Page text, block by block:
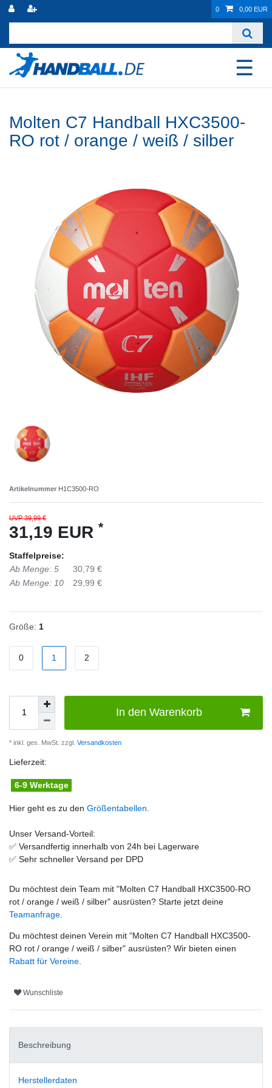
0 0,00 EUR
☰
Molten C7 Handball HXC3500-
RO rot / orange / weiß / silber
Artikelnummer H1C3500-RO
UVP 39,99 €
31,19 EUR *
Staffelpreise:
Ab Menge: 5
30,79 €
Ab Menge: 10
29,99 €
Größe: 1
0 1 2
In den Warenkorb
* inkl. ges. MwSt. zzgl. Versandkosten
Lieferzeit:
6-9 Werktage
Hier geht es zu den Größentabellen
Unser Versand-Vorteil:
✅ Versandfertig innerhalb von 24h bei Lagerware
✅ Sehr schneller Versand per DPD
Du möchtest dein Team mit "Molten C7 Handball HXC3500-RO
rot / orange / weiß / silber" ausrüsten? Starte jetzt deine
Teamanfrage
Du möchtest deinen Verein mit "Molten C7 Handball HXC3500-
RO rot / orange / weiß / silber" ausrüsten? Wir bieten einen
Rabatt für Vereine
Wunschliste
Beschreibung
Herstellerdaten